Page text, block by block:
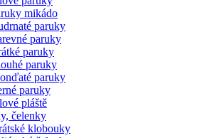
mikádo
paruky
paruky
paruky
paruky
paruky
paruky
pláště
čelenky
klobouky